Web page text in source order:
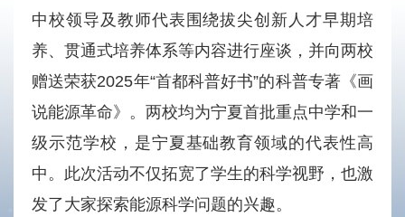
中校领导及教师代表围绕拔尖创新人才早期培
养、贯通式培养体系等内容进行座谈，并向两校
赠送荣获2025年“首都科普好书”的科普专著《画
说能源革命》。两校均为宁夏首批重点中学和一
级示范学校，是宁夏基础教育领域的代表性高
中。此次活动不仅拓宽了学生的科学视野，也激
发了大家探索能源科学问题的兴趣。